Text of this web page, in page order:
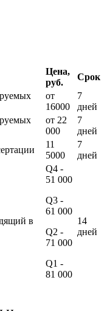
Цена,
руб.
Срок
от
16000
7
дней
от 22
000
7
дней
11
5000
7
дней
в
Q4 -
51 000
Q3 -
61 000
Q2 -
71 000
Q1 -
81 000
14
дней